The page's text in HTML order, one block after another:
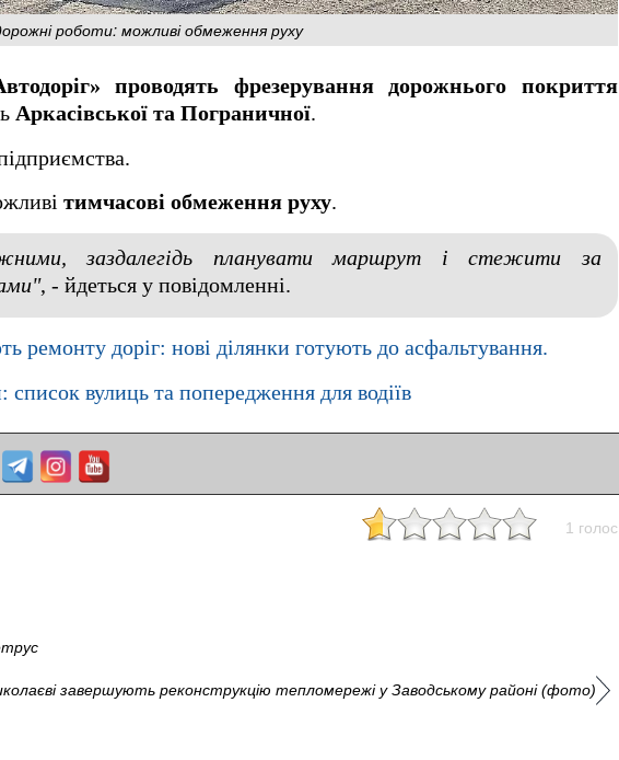
роботи: можливі обмеження руху
проводять фрезерування дорожнього покриття
Аркасівської та Пограничної.
тимчасові обмеження руху.
заздалегідь планувати маршрут і стежити за
, - йдеться у повідомленні.
ремонту доріг: нові ділянки готують до асфальтування.
вулиць та попередження для водіїв
1 голос
завершують реконструкцію тепломережі у Заводському районі (фото)